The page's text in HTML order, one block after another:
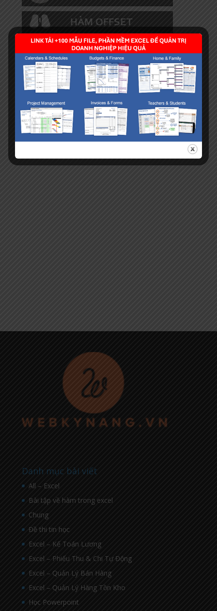
Danh mục bài viết
All – Excel
Bài tập về hàm trong excel
Chung
Đề thi tin học
Excel – Kế Toán Lương
Excel – Phiếu Thu & Chi Tự Động
Excel – Quản Lý Bán Hàng
Excel – Quản Lý Hàng Tồn Kho
Học Powerpoint